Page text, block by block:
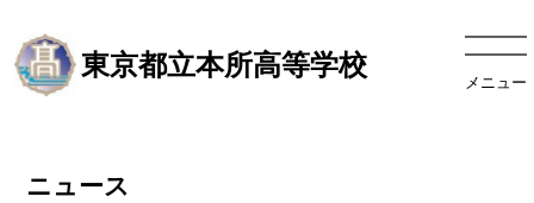
東京都立本所高等学校
メニュー
ニュース